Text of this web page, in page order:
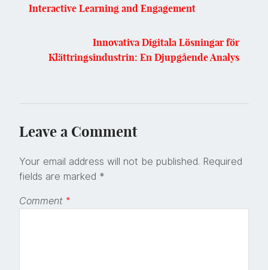
Interactive Learning and Engagement
Innovativa Digitala Lösningar för
Klättringsindustrin: En Djupgående Analys
Leave a Comment
Your email address will not be published. Required
fields are marked *
Comment *